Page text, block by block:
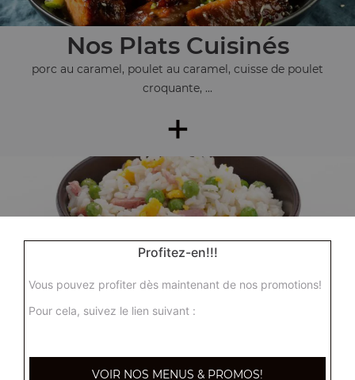
Nos Plats Cuisinés
porc au caramel, poulet au caramel, cuisse de poulet
croquante, ...
+
Nos Accompagnements
riz nature, riz cantonnais, riz sauté aux crevettes, ...
+
Profitez-en!!!
Vous pouvez profiter dès maintenant de nos promotions!
Pour cela, suivez le lien suivant :
VOIR NOS MENUS & PROMOS!